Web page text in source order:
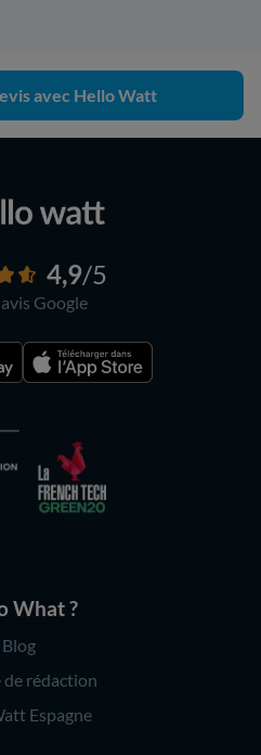
avec Hello Watt
4,9/5
Google
What ?
Blog
de rédaction
Espagne